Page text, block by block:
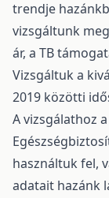
trendje
vizsgáltunk
ár, a TB
Vizsgáltuk a
2019 közötti
A vizsgálathoz
használtuk fel,
adatait hazánk